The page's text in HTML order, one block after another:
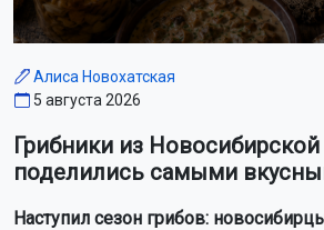
Алиса Новохатская
5 августа 2026
Грибники из Новосибирской
поделились самыми
Наступил сезон грибов: